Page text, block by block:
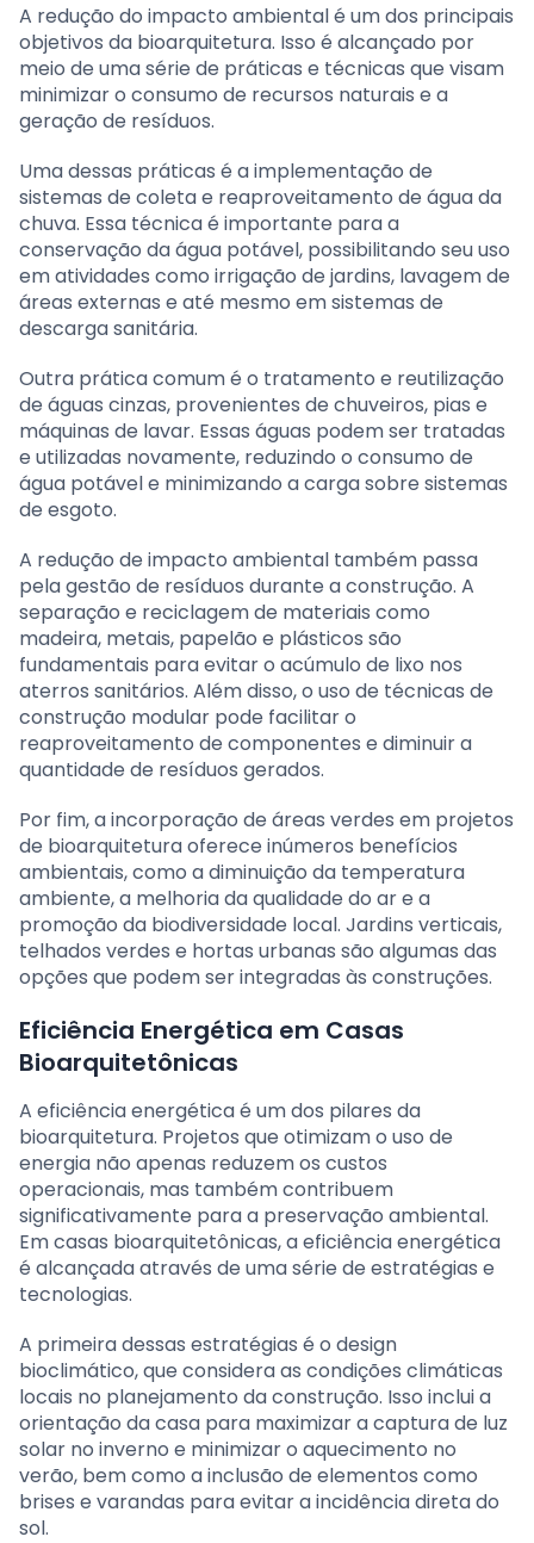
A redução do impacto ambiental é um dos principais
objetivos da bioarquitetura. Isso é alcançado por
meio de uma série de práticas e técnicas que visam
minimizar o consumo de recursos naturais e a
geração de resíduos.
Uma dessas práticas é a implementação de
sistemas de coleta e reaproveitamento de água da
chuva. Essa técnica é importante para a
conservação da água potável, possibilitando seu uso
em atividades como irrigação de jardins, lavagem de
áreas externas e até mesmo em sistemas de
descarga sanitária.
Outra prática comum é o tratamento e reutilização
de águas cinzas, provenientes de chuveiros, pias e
máquinas de lavar. Essas águas podem ser tratadas
e utilizadas novamente, reduzindo o consumo de
água potável e minimizando a carga sobre sistemas
de esgoto.
A redução de impacto ambiental também passa
pela gestão de resíduos durante a construção. A
separação e reciclagem de materiais como
madeira, metais, papelão e plásticos são
fundamentais para evitar o acúmulo de lixo nos
aterros sanitários. Além disso, o uso de técnicas de
construção modular pode facilitar o
reaproveitamento de componentes e diminuir a
quantidade de resíduos gerados.
Por fim, a incorporação de áreas verdes em projetos
de bioarquitetura oferece inúmeros benefícios
ambientais, como a diminuição da temperatura
ambiente, a melhoria da qualidade do ar e a
promoção da biodiversidade local. Jardins verticais,
telhados verdes e hortas urbanas são algumas das
opções que podem ser integradas às construções.
Eficiência Energética em Casas
Bioarquitetônicas
A eficiência energética é um dos pilares da
bioarquitetura. Projetos que otimizam o uso de
energia não apenas reduzem os custos
operacionais, mas também contribuem
significativamente para a preservação ambiental.
Em casas bioarquitetônicas, a eficiência energética
é alcançada através de uma série de estratégias e
tecnologias.
A primeira dessas estratégias é o design
bioclimático, que considera as condições climáticas
locais no planejamento da construção. Isso inclui a
orientação da casa para maximizar a captura de luz
solar no inverno e minimizar o aquecimento no
verão, bem como a inclusão de elementos como
brises e varandas para evitar a incidência direta do
sol.